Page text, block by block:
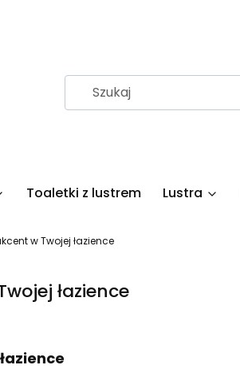
Toaletki z lustrem Lustra
w Twojej łazience
łazience